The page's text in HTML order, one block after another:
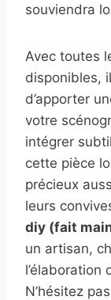
souviendra
Avec toutes
disponibles,
d’apporter
votre
intégrer
cette pièce
précieux
leurs
diy (fait
un artisan,
l’élaboration
N’hésitez